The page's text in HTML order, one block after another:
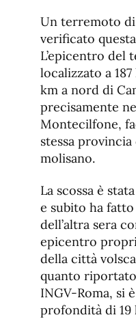
Un terremoto di
verificato
L’epicentro del
localizzato a
km a nord di
precisamente
Montecilfone,
stessa
molisano.
La scossa è
e subito ha
dell’altra sera
epicentro
della città
quanto riportato
INGV-Roma, si
profondità di 19